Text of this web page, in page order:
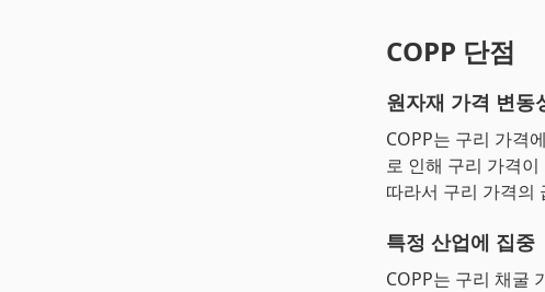
COPP 단점
원자재 가격 변동
COPP는 구리 가격
로 인해 구리 가격
따라서 구리 가격의
특정 산업에 집중
COPP는 구리 채굴